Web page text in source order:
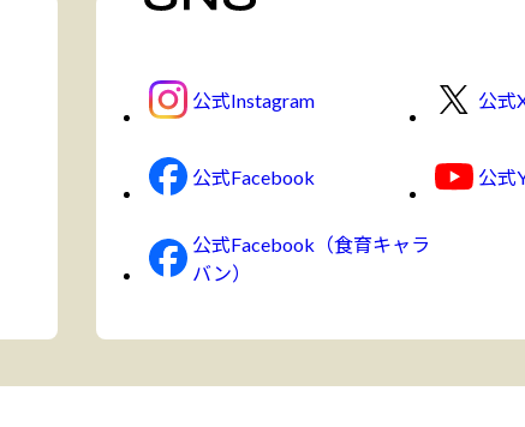
公式Instagram
公式Facebook
公式Facebook（食育キャラ
バン）
公式
公式